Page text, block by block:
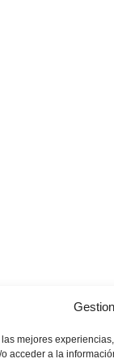
las mejores
acceder a la